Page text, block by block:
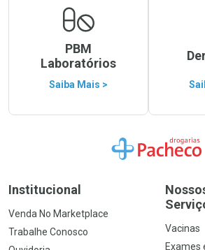
PBM
Laboratórios
Saiba Mais >
Ir para a Home
Institucional
Venda No Marketplace
Trabalhe Conosco
Vacinas
Exames